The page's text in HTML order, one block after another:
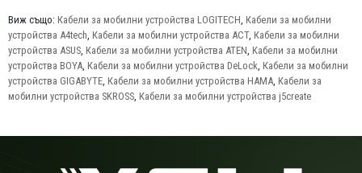
Виж също: Кабели за мобилни устройства LOGITECH, Кабели за мобилни
устройства A4tech, Кабели за мобилни устройства ACT, Кабели за мобилни
устройства ASUS, Кабели за мобилни устройства ATEN, Кабели за мобилни
устройства BOYA, Кабели за мобилни устройства DeLock, Кабели за мобилни
устройства GIGABYTE, Кабели за мобилни устройства HAMA, Кабели за
мобилни устройства SKROSS, Кабели за мобилни устройства j5create